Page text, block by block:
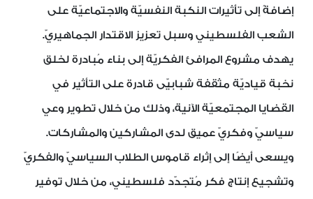
إضافةً إلى تأثيرات النكبة النفسيّة والاجتماعيّة على
الشعب الفلسطيني وسبل تعزيز الاقتدار الجماهيريّ.
يهدف مشروع المرافئ الفكريّة إلى بناء مُبادرة لخلق
نخبة قياديّة مثقفة شبابيّى قادرة على التأثير في
القضايا المجتمعيّة الآنية، وذلك من خلال تطوير وعي
سياسيّ وفكريّ عميق لدى المشاركين والمشاركات.
ويسعى أيضًا إلى إثراء قاموس الطلاب السياسيّ والفكريّ
وتشجيع إنتاج فكر مُتجدّد فلسطيني، من خلال توفير